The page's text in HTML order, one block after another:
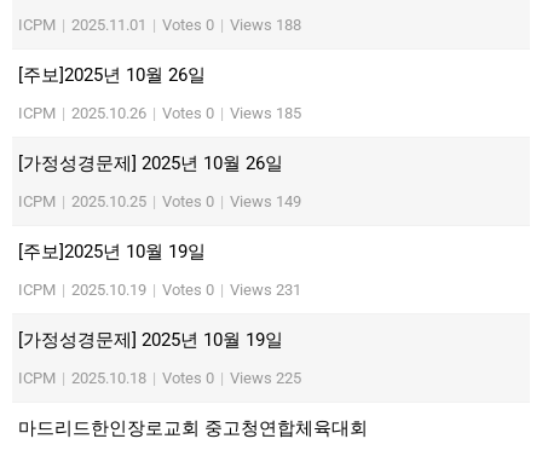
ICPM | 2025.11.01 | Votes 0 | Views 188
[주보]2025년 10월 26일
ICPM | 2025.10.26 | Votes 0 | Views 185
[가정성경문제] 2025년 10월 26일
ICPM | 2025.10.25 | Votes 0 | Views 149
[주보]2025년 10월 19일
ICPM | 2025.10.19 | Votes 0 | Views 231
[가정성경문제] 2025년 10월 19일
ICPM | 2025.10.18 | Votes 0 | Views 225
마드리드한인장로교회 중고청연합체육대회